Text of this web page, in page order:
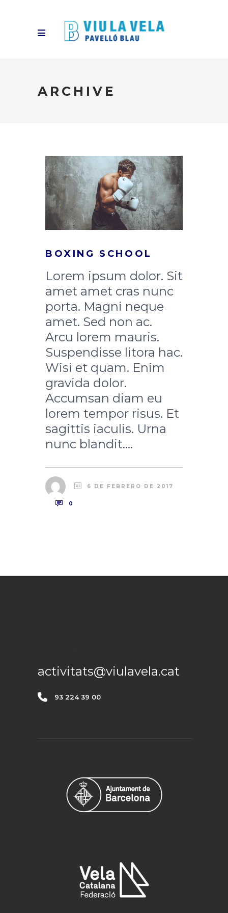
ARCHIVE
BOXING SCHOOL
Lorem ipsum dolor. Sit
amet amet cras nunc
porta. Magni neque
amet. Sed non ac.
Arcu lorem mauris.
Suspendisse litora hac.
Wisi et quam. Enim
gravida dolor.
Accumsan diam eu
lorem tempor risus. Et
sagittis iaculis. Urna
nunc blandit....
6 DE FEBRERO DE 2017
0
activitats@viulavela.cat
93 224 39 00